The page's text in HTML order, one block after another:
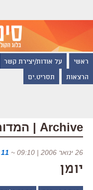
ראשי על אודות/יצירת קשר
הרצאות תסריט.ים
Archive | המדור המודפס
26 ינואר 2006 | 09:10 ~
11 COMMENTS
יומן